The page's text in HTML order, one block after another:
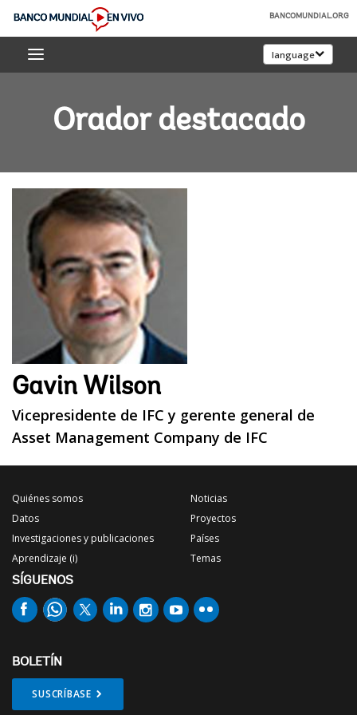
Skip
Main
Banco
Mundial
BANCOMUNDIAL.ORG
language
Orador destacado
Gavin Wilson
Vicepresidente de IFC y gerente general de
Asset Management Company de IFC
Quiénes somos
Datos
Investigaciones y publicaciones
Aprendizaje (i)
Noticias
Proyectos
Países
Temas
SÍGUENOS
BOLETÍN
SUSCRÍBASE